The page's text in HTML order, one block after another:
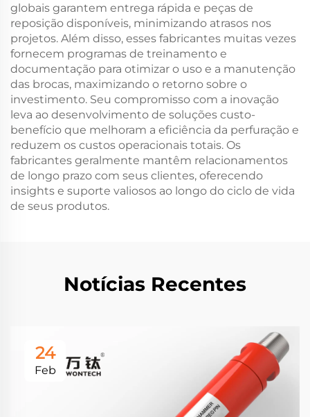
globais garantem entrega rápida e peças de
reposição disponíveis, minimizando atrasos nos
projetos. Além disso, esses fabricantes muitas vezes
fornecem programas de treinamento e
documentação para otimizar o uso e a manutenção
das brocas, maximizando o retorno sobre o
investimento. Seu compromisso com a inovação
leva ao desenvolvimento de soluções custo-
benefício que melhoram a eficiência da perfuração e
reduzem os custos operacionais totais. Os
fabricantes geralmente mantêm relacionamentos
de longo prazo com seus clientes, oferecendo
insights e suporte valiosos ao longo do ciclo de vida
de seus produtos.
Notícias Recentes
24
Feb